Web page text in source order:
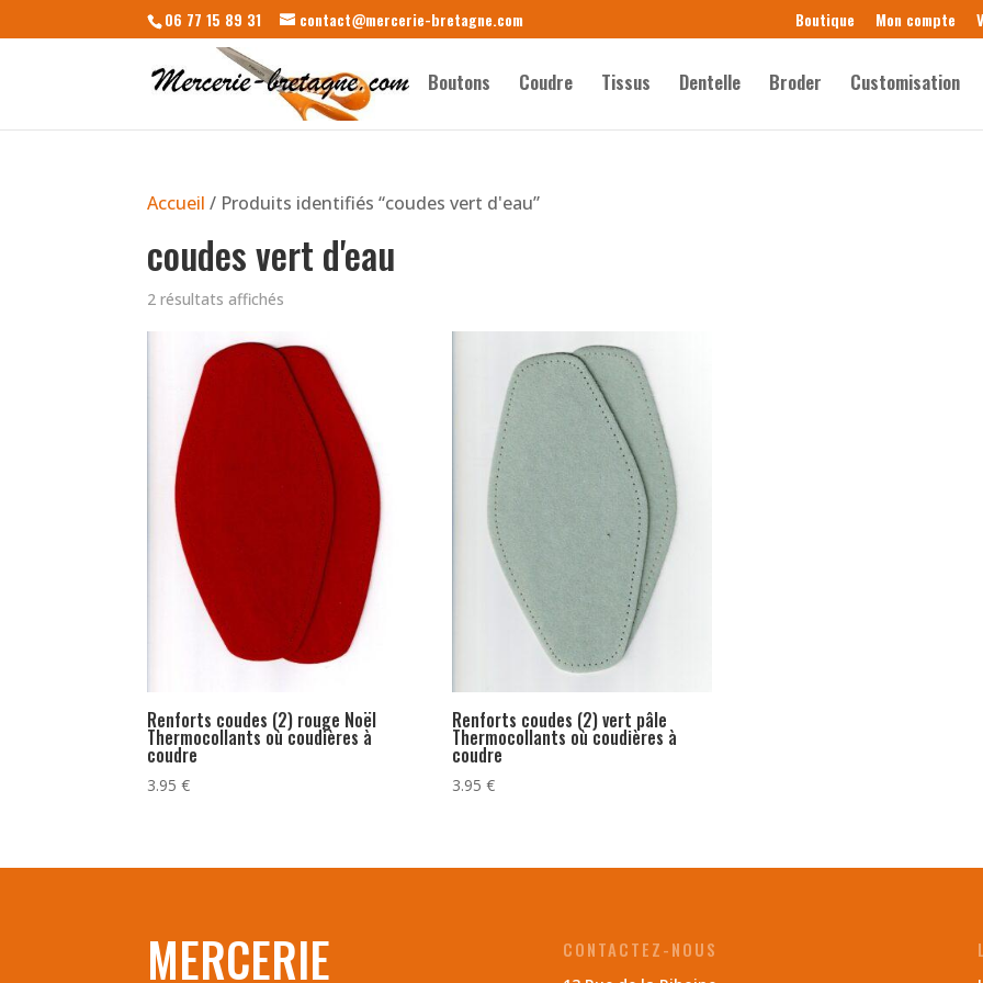
06 77 15 89 31 contact@mercerie-bretagne.com Boutique Mon compte
Boutons Coudre Tissus Dentelle Broder Customisation
Accueil / Produits identifiés “coudes vert d'eau”
coudes vert d'eau
2 résultats affichés
Renforts coudes (2) rouge Noël
Thermocollants où coudières à
coudre
3.95€
Renforts coudes (2) vert pâle
Thermocollants où coudières à
coudre
3.95€
MERCERIE
CONTACTEZ-NOUS